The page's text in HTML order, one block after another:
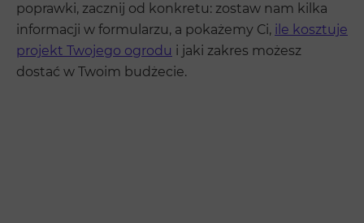
poprawki, zacznij od konkretu: zostaw nam kilka
informacji w formularzu, a pokażemy Ci, ile kosztuje
projekt Twojego ogrodu i jaki zakres możesz
dostać w Twoim budżecie.